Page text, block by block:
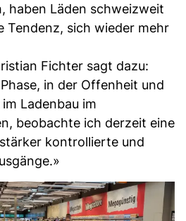
haben Läden schweizweit
Tendenz, sich wieder mehr
Fichter sagt dazu:
in der Offenheit und
Ladenbau im
beobachte ich derzeit eine
kontrollierte und